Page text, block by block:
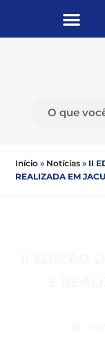
Início » Notícias » II
REALIZADA EM